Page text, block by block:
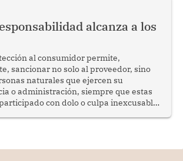
en materia de desarrollo, cohesión
alcanza a los
al consumidor permite,
sancionar no solo al proveedor, sino
naturales que ejercen su
o administración, siempre que estas
con dolo o culpa inexcusable
de un meet and greet con